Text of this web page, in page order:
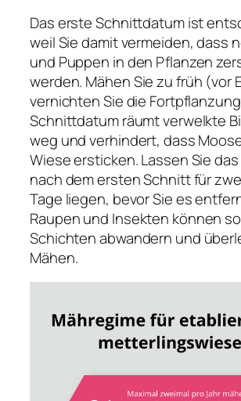
Das erste Schnittdatum ist
weil Sie damit vermeiden, dass
und Puppen in den Pflanzen
werden. Mähen Sie zu früh (vor
vernichten Sie die
Schnittdatum räumt verwelkte
weg und verhindert, dass
Wiese ersticken. Lassen Sie
nach dem ersten Schnitt für
Tage liegen, bevor Sie es
Raupen und Insekten können
Schichten abwandern und
Mähen.